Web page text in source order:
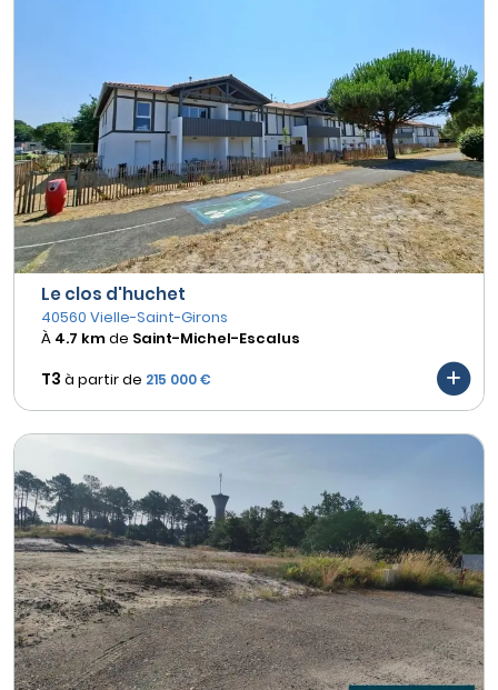
Le clos d'huchet
40560 Vielle-Saint-Girons
À 4.7 kmde Saint-Michel-Escalus
T3 à partir de 215 000 €